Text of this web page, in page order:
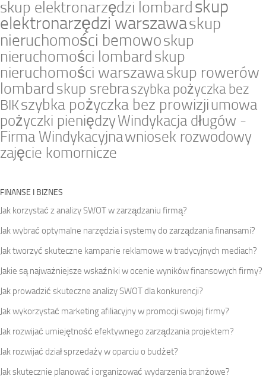
skup elektronarzędzi lombardskup
elektronarzędzi warszawaskup
nieruchomości bemowoskup
nieruchomości lombardskup
nieruchomości warszawaskup rowerów
lombard skup srebraszybka pożyczka bez
BIKszybka pożyczka bez prowizjiumowa
pożyczki pieniędzyWindykacja długów -
Firma Windykacyjnawniosek rozwodowy
zajęcie komornicze
FINANSE I BIZNES
Jak korzystać z analizy SWOT w zarządzaniu firmą?
Jak wybrać optymalne narzędzia i systemy do zarządzania finansami?
Jak tworzyć skuteczne kampanie reklamowe w tradycyjnych mediach?
Jakie są najważniejsze wskaźniki w ocenie wyników finansowych firmy?
Jak prowadzić skuteczne analizy SWOT dla konkurencji?
Jak wykorzystać marketing afiliacyjny w promocji swojej firmy?
Jak rozwijać umiejętność efektywnego zarządzania projektem?
Jak rozwijać dział sprzedaży w oparciu o budżet?
Jak skutecznie planować i organizować wydarzenia branżowe?